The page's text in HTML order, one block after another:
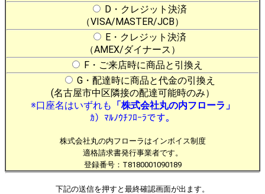
D・クレジット決済
（VISA/MASTER/JCB）
E・クレジット決済
（AMEX/ダイナース）
F・ご来店時に商品と引換え
G・配達時に商品と代金の引換え
(名古屋市中区隣接の配達可能時のみ）
※口座名はいずれも 「株式会社丸の内フローラ」
ｶ）ﾏﾙﾉｳﾁﾌﾛｰﾗです。
株式会社丸の内フローラはインボイス制度
適格請求書発行事業者です。
登録番号：T8180001090189
下記の送信を押すと最終確認画面が出ます。